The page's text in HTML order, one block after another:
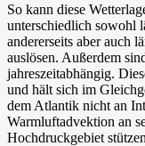
So kann diese
unterschiedlich sowohl
andererseits aber auch
auslösen. Außerdem
jahreszeitabhängig.
und hält sich im
dem Atlantik nicht an
Warmluftadvektion an
Hochdruckgebiet